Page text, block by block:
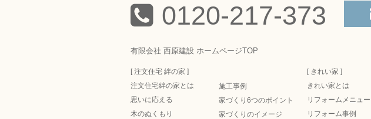
0120-217-373
有限会社 西原建設 ホームページTOP
[ 注文住宅 絆の家 ]
注文住宅絆の家とは
思いに応える
木のぬくもり
施工事例
家づくり6つのポイント
家づくりのイメージ
[ きれい家 ]
きれい家とは
リフォームメニュー
リフォーム事例